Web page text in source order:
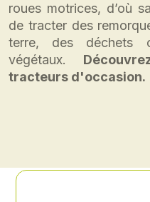
roues motrices, d’où
de tracter des
terre, des déchets
végétaux.
tracteurs d'occasion.